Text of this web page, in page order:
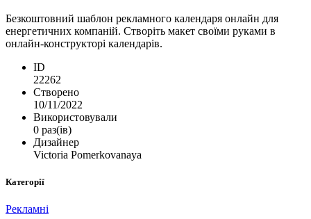
Безкоштовний шаблон рекламного календаря онлайн для
енергетичних компаній. Створіть макет своїми руками в
онлайн-конструкторі календарів.
ID
22262
Створено
10/11/2022
Використовували
0 раз(ів)
Дизайнер
Victoria Pomerkovanaya
Категорії
Рекламні